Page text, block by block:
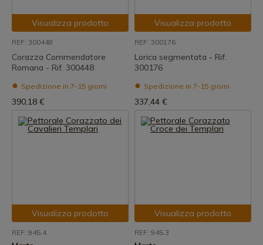
Visualizza prodotto
REF: 300448
Corazza Commendatore
Romana - Rif. 300448
Spedizione in 7-15 giorni
390,18 €
Visualizza prodotto
REF: 300176
Lorica segmentata - Rif.
300176
Spedizione in 7-15 giorni
337,44 €
Visualizza prodotto
REF: 945.4
Visualizza prodotto
REF: 945.3